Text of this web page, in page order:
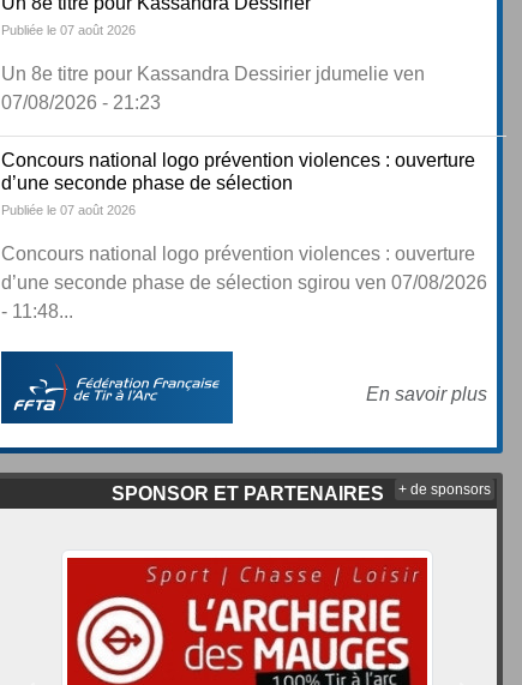
Publiée le 07 août 2026
Un 8e titre pour Kassandra Dessirier jdumelie ven
07/08/2026 - 21:23
Concours national logo prévention violences : ouverture
d’une seconde phase de sélection
Publiée le 07 août 2026
Concours national logo prévention violences : ouverture
d’une seconde phase de sélection sgirou ven 07/08/2026
- 11:48...
En savoir plus
SPONSOR ET PARTENAIRES + de sponsors